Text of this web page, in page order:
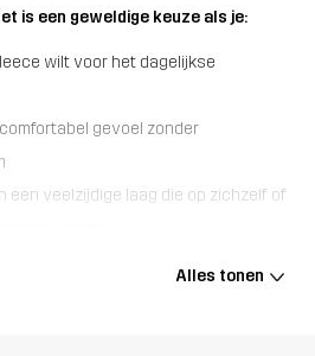
is een geweldige keuze als je:
wilt voor het dagelijkse
gevoel zonder
een veelzijdige laag die op zichzelf of
is een comfortabele fleece met
Alles tonen